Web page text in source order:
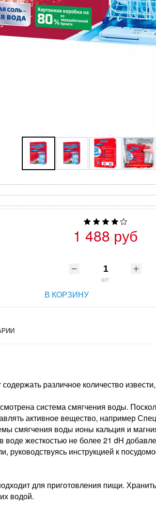
1 488 руб
шт
В КОРЗИНУ
различное количество
система смягчения воды.
активное вещество, например
смягчения воды ионы кальция и
жесткостью не более 21 dH
руководствуясь инструкцией к
для приготовления пищи.
водой.